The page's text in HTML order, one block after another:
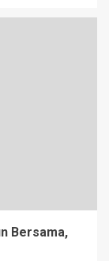
Bersama,